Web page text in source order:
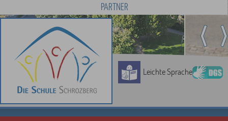
PARTNER
Leichte Sprache